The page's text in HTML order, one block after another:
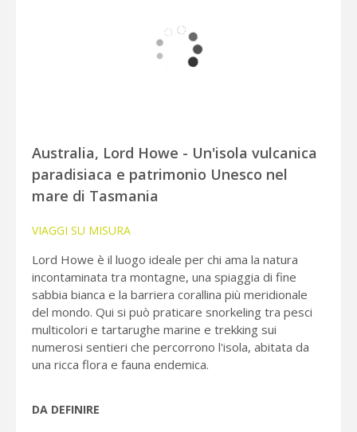
Australia, Lord Howe - Un'isola vulcanica
paradisiaca e patrimonio Unesco nel
mare di Tasmania
VIAGGI SU MISURA
Lord Howe è il luogo ideale per chi ama la natura
incontaminata tra montagne, una spiaggia di fine
sabbia bianca e la barriera corallina più meridionale
del mondo. Qui si può praticare snorkeling tra pesci
multicolori e tartarughe marine e trekking sui
numerosi sentieri che percorrono l'isola, abitata da
una ricca flora e fauna endemica.
DA DEFINIRE